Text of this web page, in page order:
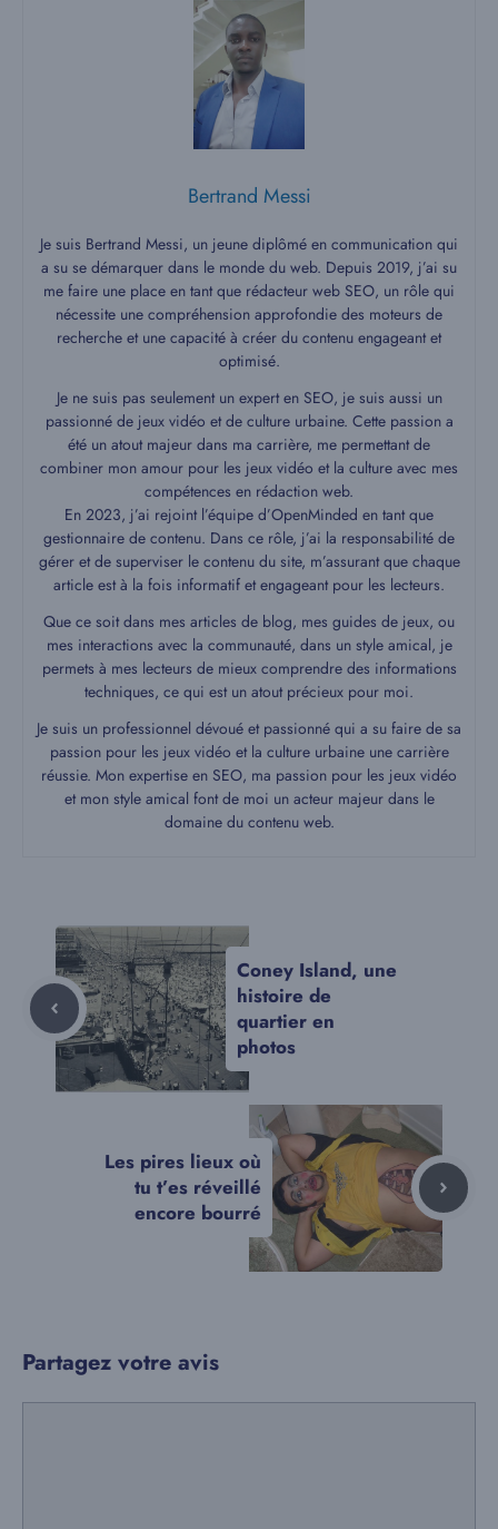
Bertrand Messi
Je suis Bertrand Messi, un jeune diplômé en communication qui
a su se démarquer dans le monde du web. Depuis 2019, j’ai su
me faire une place en tant que rédacteur web SEO, un rôle qui
nécessite une compréhension approfondie des moteurs de
recherche et une capacité à créer du contenu engageant et
optimisé.
Je ne suis pas seulement un expert en SEO, je suis aussi un
passionné de jeux vidéo et de culture urbaine. Cette passion a
été un atout majeur dans ma carrière, me permettant de
combiner mon amour pour les jeux vidéo et la culture avec mes
compétences en rédaction web.
En 2023, j’ai rejoint l’équipe d’OpenMinded en tant que
gestionnaire de contenu. Dans ce rôle, j’ai la responsabilité de
gérer et de superviser le contenu du site, m’assurant que chaque
article est à la fois informatif et engageant pour les lecteurs.
Que ce soit dans mes articles de blog, mes guides de jeux, ou
mes interactions avec la communauté, dans un style amical, je
permets à mes lecteurs de mieux comprendre des informations
techniques, ce qui est un atout précieux pour moi.
Je suis un professionnel dévoué et passionné qui a su faire de sa
passion pour les jeux vidéo et la culture urbaine une carrière
réussie. Mon expertise en SEO, ma passion pour les jeux vidéo
et mon style amical font de moi un acteur majeur dans le
domaine du contenu web.
Coney Island, une
histoire de
quartier en
photos
Les pires lieux où
tu t’es réveillé
encore bourré
Partagez votre avis